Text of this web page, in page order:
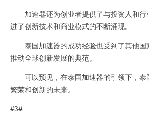
加速器还为创业者提供了与投资人和行
进了创新技术和商业模式的不断涌现。
泰国加速器的成功经验也受到了其他国
推动全球创新发展的典范。
可以预见，在泰国加速器的引领下，泰
繁荣和创新的未来。
#3#